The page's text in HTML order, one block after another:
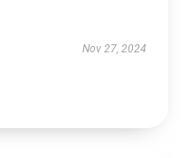
Nov 27, 2024